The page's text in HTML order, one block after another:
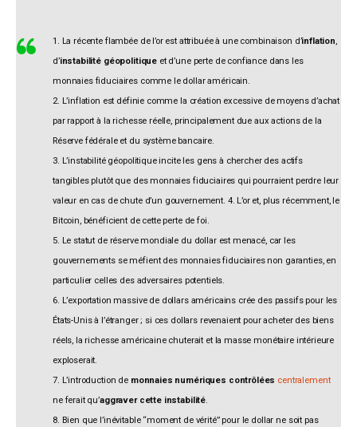
1. La récente flambée de l’or est attribuée à une combinaison d’inflation,
d’instabilité géopolitique et d’une perte de confiance dans les
monnaies fiduciaires comme le dollar américain.
2. L’inflation est définie comme la création excessive de moyens d’achat
par rapport à la richesse réelle, principalement due aux actions de la
Réserve fédérale et du système bancaire.
3. L’instabilité géopolitique incite les gens à chercher des actifs
tangibles plutôt que des monnaies fiduciaires qui pourraient perdre leur
valeur en cas de chute d’un gouvernement. 4. L’or et, plus récemment, le
Bitcoin, bénéficient de cette perte de foi.
5. Le statut de réserve mondiale du dollar est menacé, car les
gouvernements se méfient des monnaies fiduciaires non garanties, en
particulier celles des adversaires potentiels.
6. L’exportation massive de dollars américains crée des passifs pour les
États-Unis à l’étranger ; si ces dollars revenaient pour acheter des biens
réels, la richesse américaine chuterait et la masse monétaire intérieure
exploserait.
7. L’introduction de monnaies numériques contrôlées centralement
ne ferait qu’aggraver cette instabilité.
8. Bien que l’inévitable “moment de vérité” pour le dollar ne soit pas